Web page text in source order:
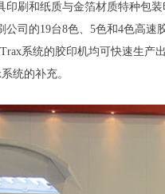
印刷和纸质与金箔材质特种包
司的19台8色、5色和4色高
系统的胶印机均可快速生产
统的补充。